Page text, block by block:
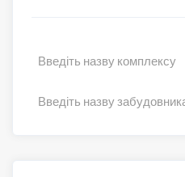
Введіть назву комплексу
Введіть назву